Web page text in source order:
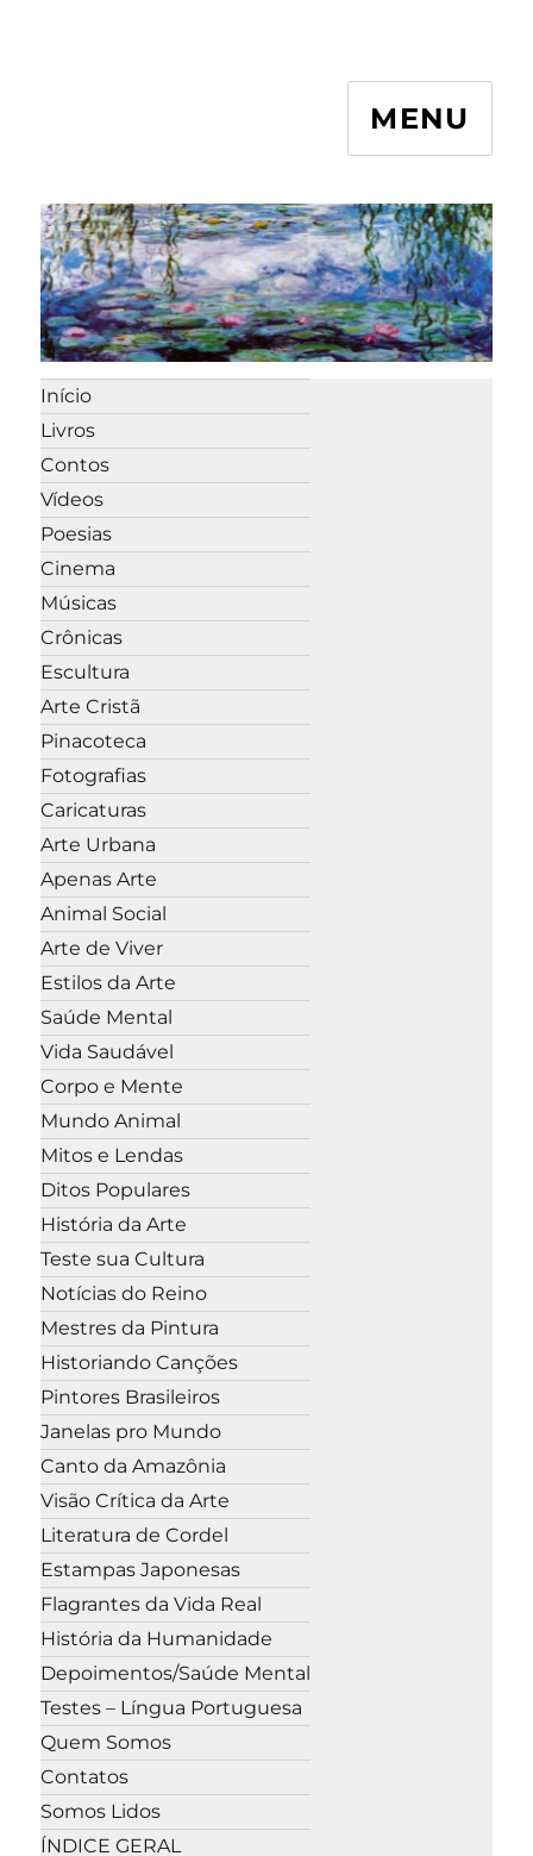
MENU
Início
Livros
Contos
Vídeos
Poesias
Cinema
Músicas
Crônicas
Escultura
Arte Cristã
Pinacoteca
Fotografias
Caricaturas
Arte Urbana
Apenas Arte
Animal Social
Arte de Viver
Estilos da Arte
Saúde Mental
Vida Saudável
Corpo e Mente
Mundo Animal
Mitos e Lendas
Ditos Populares
História da Arte
Teste sua Cultura
Notícias do Reino
Mestres da Pintura
Historiando Canções
Pintores Brasileiros
Janelas pro Mundo
Canto da Amazônia
Visão Crítica da Arte
Literatura de Cordel
Estampas Japonesas
Flagrantes da Vida Real
História da Humanidade
Depoimentos/Saúde Mental
Testes – Língua Portuguesa
Quem Somos
Contatos
Somos Lidos
ÍNDICE GERAL